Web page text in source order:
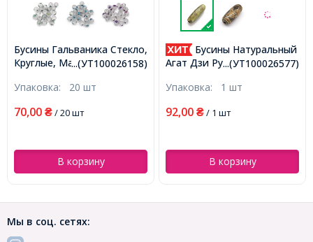
...(УТ100026158)
Бусины Гальваника Стекло,
Круглые, Матовые с
Цвет: Микс, Размер: 8-
(УТ100026158)
Упаковка: 20 шт
70,00 ₴/ 20 шт
В корзину
...(УТ100026577)
Бусины Натуральный
Агат Дзи Руи Овальные,
Отверстие 1.5-3мм,
Упаковка: 1 шт
92,00 ₴/ 1 шт
В корзину
Мы в соц. сетях: